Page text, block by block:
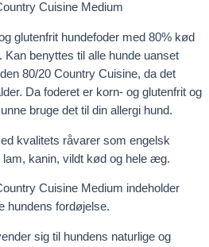
Cuisine Medium
glutenfrit hundefoder med 80% kød
Kan benyttes til alle hunde uanset
80/20 Country Cuisine, da det
Da foderet er korn- og glutenfrit og
bruge det til din allergi hund.
kvalitets råvarer som engelsk
kanin, vildt kød og hele æg.
Cuisine Medium indeholder
hundens fordøjelse.
sig til hundens naturlige og